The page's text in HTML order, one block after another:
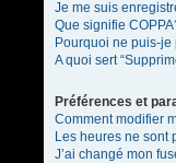
Je me suis
Que signifie
Pourquoi ne puis-je
A quoi sert
Préférences et
Comment modifier
Les heures ne sont
J’ai changé mon